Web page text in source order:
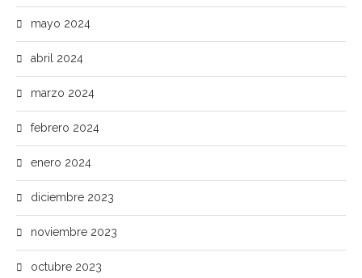
mayo 2024
abril 2024
marzo 2024
febrero 2024
enero 2024
diciembre 2023
noviembre 2023
octubre 2023